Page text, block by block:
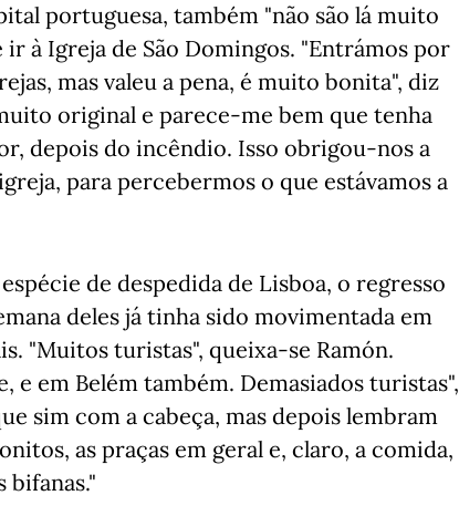
portuguesa, também "não são lá muito
à Igreja de São Domingos. "Entrámos por
mas valeu a pena, é muito bonita", diz
original e parece-me bem que tenha
depois do incêndio. Isso obrigou-nos a
para percebermos o que estávamos a
de despedida de Lisboa, o regresso
deles já tinha sido movimentada em
"Muitos turistas", queixa-se Ramón.
e em Belém também. Demasiados turistas",
sim com a cabeça, mas depois lembram
as praças em geral e, claro, a comida,
bifanas."